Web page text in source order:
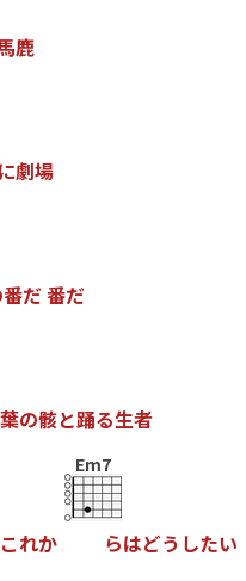
鹿
に劇場
番だ 番だ
葉の骸と踊る生者
これか
Em7
らはどう したい